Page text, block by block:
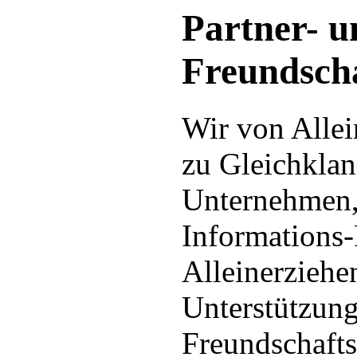
Partner-
Wir von
zu